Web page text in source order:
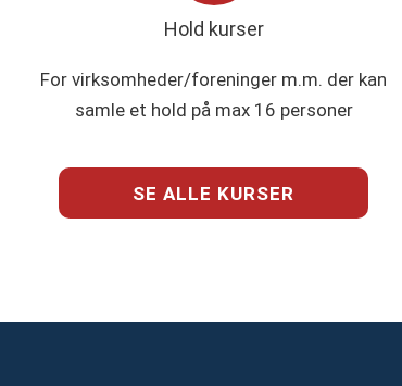
Hold kurser
For virksomheder/foreninger m.m. der kan
samle et hold på max 16 personer
SE ALLE KURSER